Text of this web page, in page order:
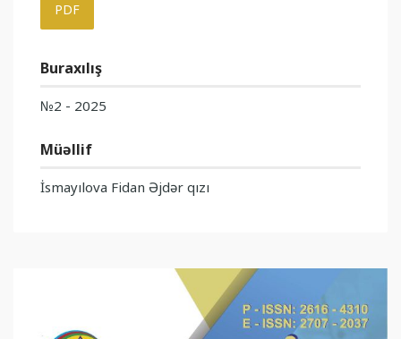
PDF
Buraxılış
№2 - 2025
Müəllif
İsmayılova Fidan Əjdər qızı